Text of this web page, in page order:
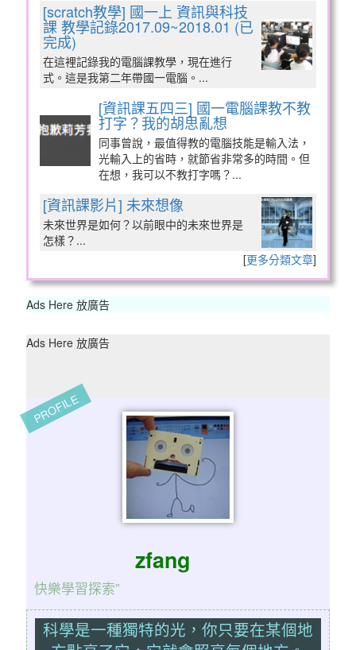
[scratch教學] 國一上 資訊與科技
課 教學記錄2017.09~2018.01 (已
完成)
在這裡記錄我的電腦課教學，現在進行
式。這是我第二年帶國一電腦。...
[資訊課五四三] 國一電腦課教不教
打字？我的胡思亂想
同事曾說，最值得教的電腦技能是輸入法，
光輸入上的省時，就節省非常多的時間。但
在想，我可以不教打字嗎？...
[資訊課影片] 未來想像
未來世界是如何？以前眼中的未來世界是
怎樣？...
[更多分類文章]
Ads Here 放廣告
Ads Here 放廣告
PROFILE
zfang
快樂學習探索”
科學是一種獨特的光，你只要在某個地